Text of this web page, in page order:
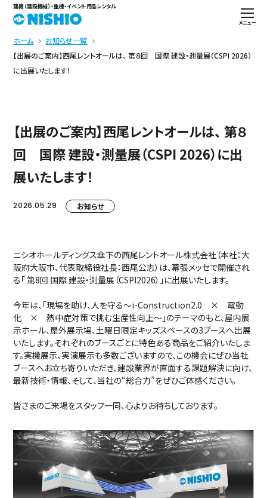
建機（建設機械）・重機・イベント用品レンタル
メニュー
ホーム
お知らせ一覧
【出展のご案内】西尾レントオールは、 第８回 国際 建設・測量展（CSPI 2026）
に出展いたします！
【出展のご案内】西尾レントオールは、 第８
回 国際 建設・測量展（CSPI 2026）に出
展いたします！
2026.05.29 お知らせ
ニシオホールディングス傘下の西尾レントオール株式会社（本社：大
阪府大阪市、代表取締役社長：西尾公志）は、幕張メッセで開催され
る「 第8回 国際 建設・測量展（CSPI2026）」に出展いたします。
今年は、「現場を助け、人を守る～i-Construction2.0 × 電動
化 × 熱中症対策で挑む生産性向上～」のテーマのもと、屋内展
示ホール、屋外展示場、土曜日限定キッズスペースの3ブースへ出展
いたします。それぞれのブースごとに特色ある商品をご紹介いたしま
す。実機展示、実演展示も多数ございますので、この機会にぜひ当社
ブースへお立ち寄りいただき、建設業界が直面する課題解決に向け、
最新技術・情報、そして、当社の“総合力”をぜひご体感ください。
皆さまのご来場をスタッフ一同、心よりお待ちしております。